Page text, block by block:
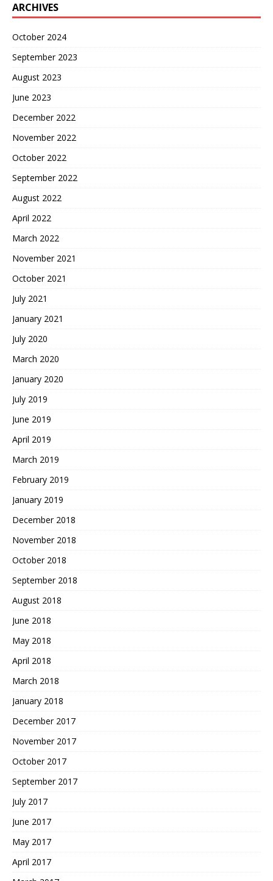
ARCHIVES
October 2024
September 2023
August 2023
June 2023
December 2022
November 2022
October 2022
September 2022
August 2022
April 2022
March 2022
November 2021
October 2021
July 2021
January 2021
July 2020
March 2020
January 2020
July 2019
June 2019
April 2019
March 2019
February 2019
January 2019
December 2018
November 2018
October 2018
September 2018
August 2018
June 2018
May 2018
April 2018
March 2018
January 2018
December 2017
November 2017
October 2017
September 2017
July 2017
June 2017
May 2017
April 2017